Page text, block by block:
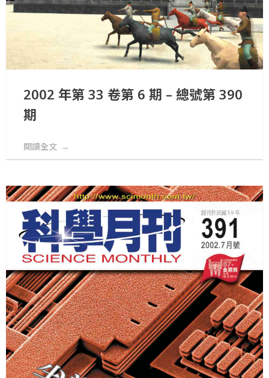
2002 年第 33 卷第 6 期 – 總號第 390
期
閱讀全文